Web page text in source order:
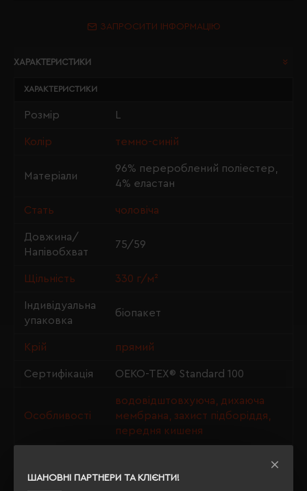
ШАНОВНІ ПАРТНЕРИ ТА КЛІЄНТИ!
ЗАПРОСИТИ ІНФОРМАЦІЮ
ХАРАКТЕРИСТИКИ
ХАРАКТЕРИСТИКИ
Розмір
Колір темно-синій
Матеріали
96% перероблений поліестер,
4% еластан
Стать чоловіча
Довжина/
Напівобхват
75/59
Щільність 330 г/м²
Індивідуальна
упаковка
біопакет
Крій прямий
Сертифікація OEKO-TEX® Standard 100
Особливості
водовідштовхуюча, дихаюча
мембрана, захист підборіддя,
передня кишеня
флісу